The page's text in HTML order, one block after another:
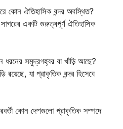
কোন ঐতিহাসিক বন্দর অবস্থিত?
একটি গুরুত্বপূর্ণ ঐতিহাসিক
সমুদ্রগহ্বর বা খাঁড়ি আছে?
রয়েছে, যা প্রাকৃতিক বন্দর হিসেবে
কোন দেশগুলো প্রাকৃতিক সম্পদে